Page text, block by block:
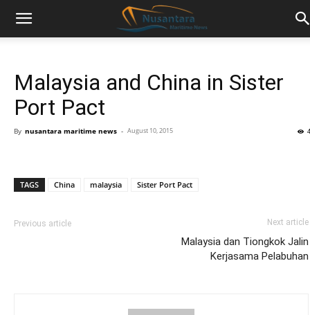
Malaysia and China in Sister
Port Pact
By nusantara maritime news - August 10, 2015
TAGS China malaysia Sister Port Pact
Previous article Next article
Malaysia dan Tiongkok Jalin
Kerjasama Pelabuhan